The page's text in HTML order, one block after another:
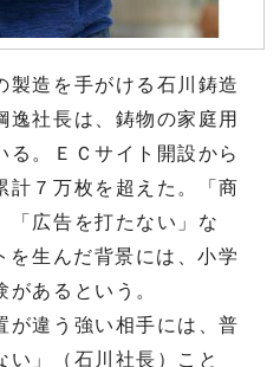
造を手がける石川鋳造
逸社長は、鋳物の家庭用
る。ＥＣサイト開設から
計７万枚を超えた。「商
「広告を打たない」な
を生んだ背景には、小学
あるという。
違う強い相手には、普
い」（石川社長）こと